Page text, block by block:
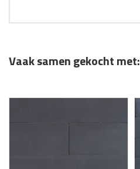
Vaak samen gekocht met: